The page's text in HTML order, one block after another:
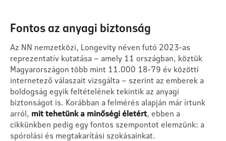
Fontos az anyagi biztonság
Az NN nemzetközi, Longevity néven futó 2023-as
reprezentatív kutatása – amely 11 országban, köztük
Magyarországon több mint 11.000 18-79 év közötti
internetező válaszait vizsgálta – szerint az emberek a
boldogság egyik feltételének tekintik az anyagi
biztonságot is. Korábban a felmérés alapján már írtunk
arról, mit tehetünk a minőségi életért, ebben a
cikkünkben pedig egy fontos szempontot elemzünk: a
spórolási és megtakarítási szokásainkat.